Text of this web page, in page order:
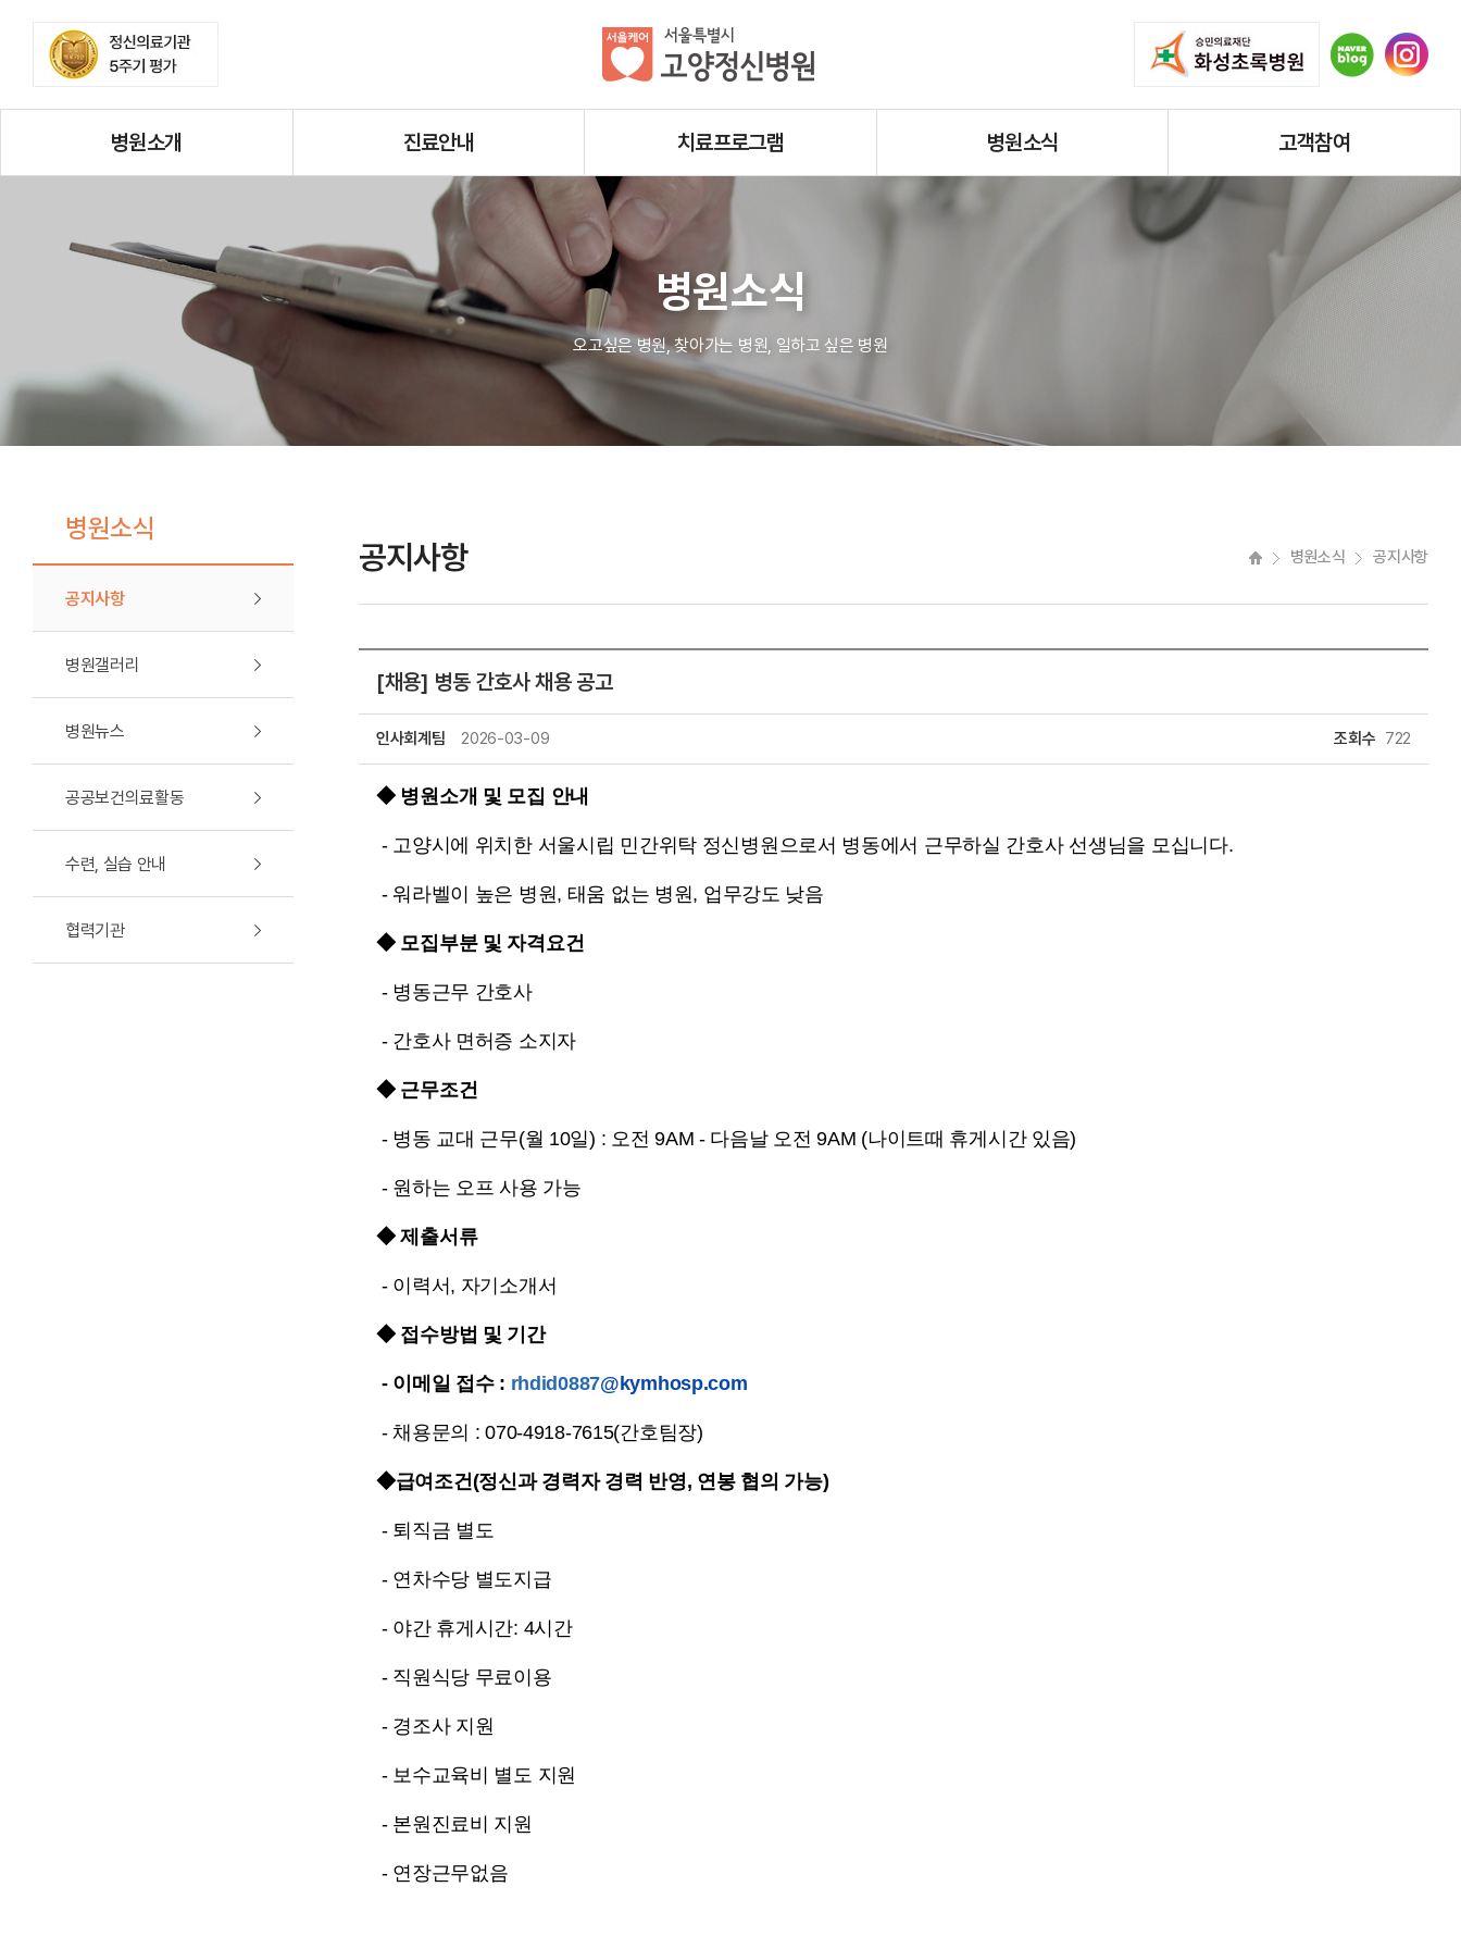
병원소개 진료안내 치료프로그램 병원소식 고객참여
병원소식
오고싶은 병원, 찾아가는 병원, 일하고 싶은 병원
병원소식
공지사항
병원갤러리
병원뉴스
공공보건의료활동
수련, 실습 안내
협력기관
공지사항 병원소식 공지사항
[채용] 병동 간호사 채용 공고
인사회계팀 2026-03-09 조회수 722
◆ 병원소개 및 모집 안내
- 고양시에 위치한 서울시립 민간위탁 정신병원으로서 병동에서 근무하실 간호사 선생님을 모십니다.
- 워라벨이 높은 병원, 태움 없는 병원, 업무강도 낮음
◆ 모집부분 및 자격요건
- 병동근무 간호사
- 간호사 면허증 소지자
◆ 근무조건
- 병동 교대 근무(월 10일) : 오전 9AM - 다음날 오전 9AM (나이트때 휴게시간 있음)
- 원하는 오프 사용 가능
◆ 제출서류
- 이력서, 자기소개서
◆ 접수방법 및 기간
- 이메일 접수 : rhdid0887@kymhosp.com
- 채용문의 : 070-4918-7615(간호팀장)
◆급여조건(정신과 경력자 경력 반영, 연봉 협의 가능)
- 퇴직금 별도
- 연차수당 별도지급
- 야간 휴게시간: 4시간
- 직원식당 무료이용
- 경조사 지원
- 보수교육비 별도 지원
- 본원진료비 지원
- 연장근무없음